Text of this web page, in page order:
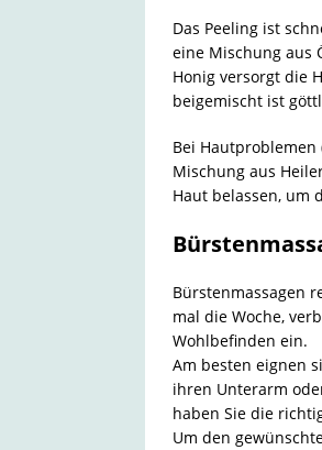
Das Peeling ist
eine Mischung aus
Honig versorgt die
beigemischt ist
Bei Hautproblemen
Mischung aus
Haut belassen, um
Bürstenmassagen
mal die Woche,
Wohlbefinden ein.
Am besten eignen
ihren Unterarm
haben Sie die
Um den